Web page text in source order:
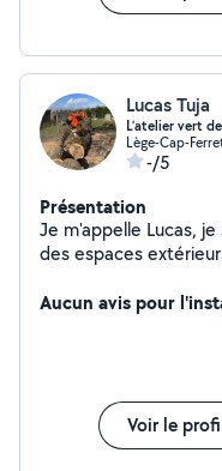
Lucas Tuja
L’atelier vert
Lège-Cap-
-/5
Présentation
Je m'appelle Lucas,
des espaces
Aucun avis pour
Voir le